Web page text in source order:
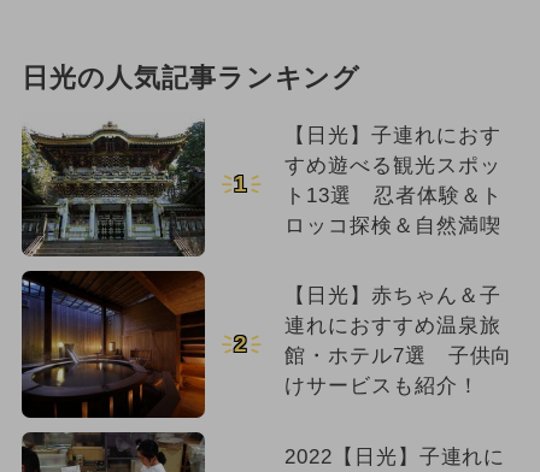
日光の人気記事ランキング
1
【日光】子連れにおす
すめ遊べる観光スポッ
ト13選 忍者体験＆ト
ロッコ探検＆自然満喫
2
【日光】赤ちゃん＆子
連れにおすすめ温泉旅
館・ホテル7選 子供向
けサービスも紹介！
2022【日光】子連れに